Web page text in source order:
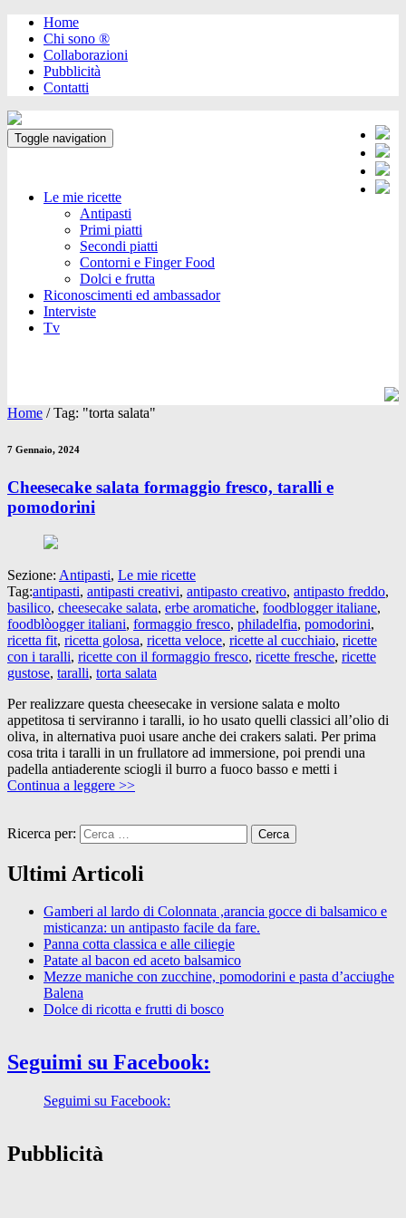
Home
Chi sono ®️
Collaborazioni
Pubblicità
Contatti
Toggle navigation
Le mie ricette
Antipasti
Primi piatti
Secondi piatti
Contorni e Finger Food
Dolci e frutta
Riconoscimenti ed ambassador
Interviste
Tv
Home /Tag: "torta salata"
7 Gennaio, 2024
Cheesecake salata formaggio fresco, taralli e
pomodorini
Sezione: Antipasti, Le mie ricette
Tag:antipasti, antipasti creativi, antipasto creativo, antipasto freddo,
basilico, cheesecake salata, erbe aromatiche, foodblogger italiane,
foodblòogger italiani, formaggio fresco, philadelfia, pomodorini,
ricetta fit, ricetta golosa, ricetta veloce, ricette al cucchiaio, ricette
con i taralli, ricette con il formaggio fresco, ricette fresche, ricette
gustose, taralli, torta salata
Per realizzare questa cheesecake in versione salata e molto
appetitosa ti serviranno i taralli, io ho usato quelli classici all’olio di
oliva, in alternativa puoi usare anche dei crakers salati. Per prima
cosa trita i taralli in un frullatore ad immersione, poi prendi una
padella antiaderente sciogli il burro a fuoco basso e metti i
Continua a leggere >>
Ricerca per:
Ultimi Articoli
Gamberi al lardo di Colonnata ,arancia gocce di balsamico e
misticanza: un antipasto facile da fare.
Panna cotta classica e alle ciliegie
Patate al bacon ed aceto balsamico
Mezze maniche con zucchine, pomodorini e pasta d’acciughe
Balena
Dolce di ricotta e frutti di bosco
Seguimi su Facebook:
Seguimi su Facebook:
Pubblicità